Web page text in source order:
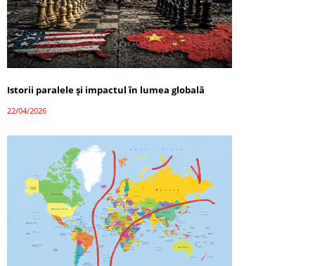
Istorii paralele și impactul în lumea globală
22/04/2026